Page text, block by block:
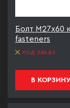
Болт М27х60
fasteners
под заказ
В КОРЗИНУ